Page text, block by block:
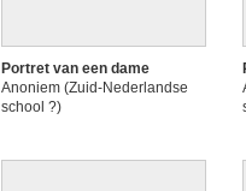
Portret van een dame
Anoniem (Zuid-Nederlandse
school ?)